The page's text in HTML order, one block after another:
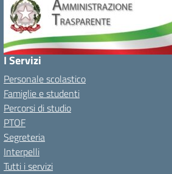
I Servizi
Personale scolastico
Famiglie e studenti
Percorsi di studio
PTOF
Segreteria
Interpelli
Tutti i servizi